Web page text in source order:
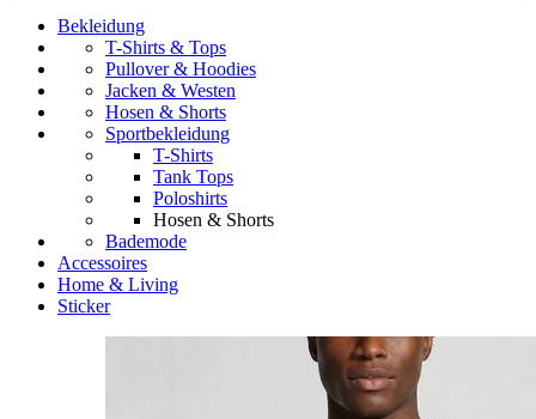
Bekleidung
T-Shirts & Tops
Pullover & Hoodies
Jacken & Westen
Hosen & Shorts
Sportbekleidung
T-Shirts
Tank Tops
Poloshirts
Hosen & Shorts
Bademode
Accessoires
Home & Living
Sticker